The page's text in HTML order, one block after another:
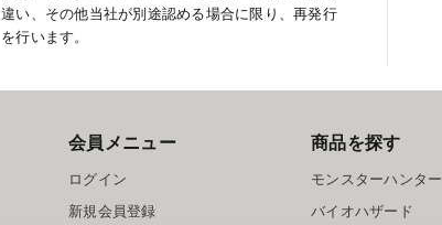
違い、その他当社が別途認める場合に限り、再発行
を行います。
会員メニュー
ログイン
新規会員登録
商品を探す
モンスターハンター
バイオハザード